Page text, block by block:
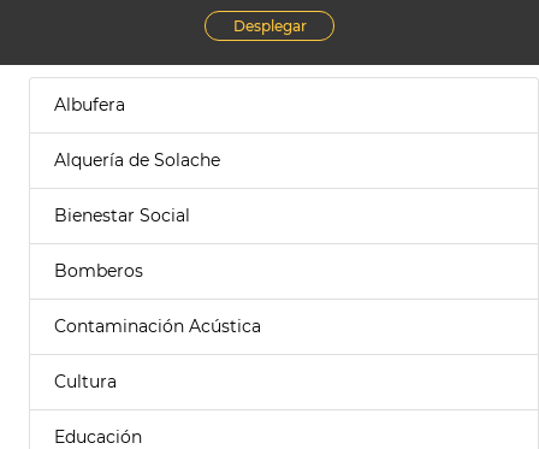
Desplegar
Albufera
Alquería de Solache
Bienestar Social
Bomberos
Contaminación Acústica
Cultura
Educación